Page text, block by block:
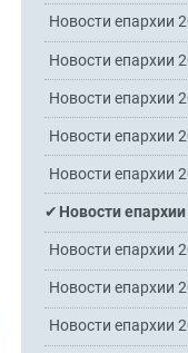
Новости епархии
Новости епархии
Новости епархии
Новости епархии
Новости епархии
Новости
Новости епархии
Новости епархии
Новости епархии